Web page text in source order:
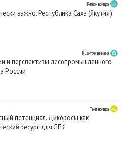
Регион номера
важно. Республика Саха (Якутия)
В центре внимания
и перспективы лесопромышленного
России
Тема номера
потенциал. Дикоросы как
ресурс для ЛПК